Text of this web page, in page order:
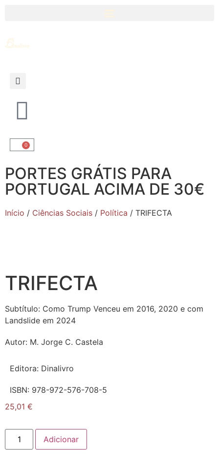
0
PORTES GRÁTIS PARA
PORTUGAL ACIMA DE 30€
Início / Ciências Sociais / Política / TRIFECTA
TRIFECTA
Subtítulo: Como Trump Venceu em 2016, 2020 e com
Landslide em 2024
Autor: M. Jorge C. Castela
Editora: Dinalivro
ISBN: 978-972-576-708-5
25,01 €
Adicionar